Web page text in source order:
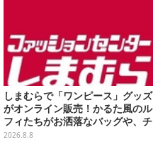
しまむらで「ワンピース」グッズ
がオンライン販売！かるた風のル
フィたちがお洒落なバッグや、チ
ョッパーが可愛いサンダルも
2026.8.8